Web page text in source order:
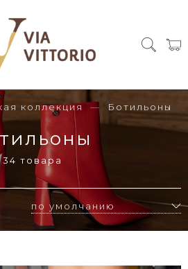
коллекция Ботильоны
34 товара